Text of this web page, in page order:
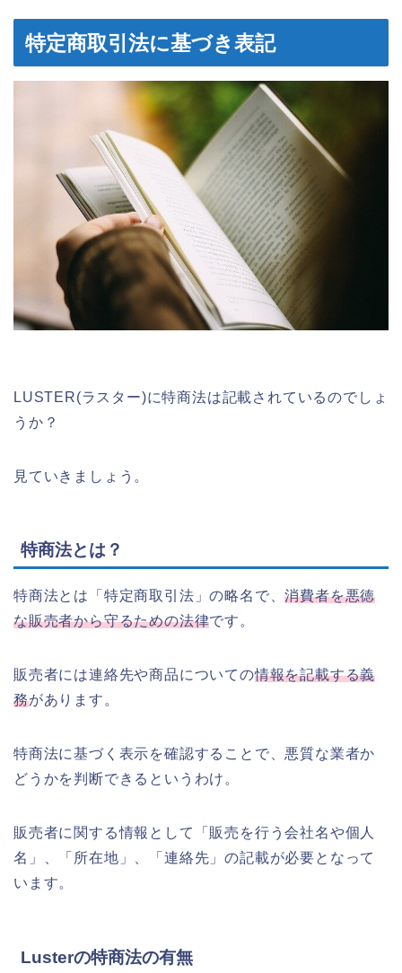
特定商取引法に基づき表記
LUSTER(ラスター)に特商法は記載されているのでしょ
うか？
見ていきましょう。
特商法とは？
特商法とは「特定商取引法」の略名で、消費者を悪徳
な販売者から守るための法律です。
販売者には連絡先や商品についての情報を記載する義
務があります。
特商法に基づく表示を確認することで、悪質な業者か
どうかを判断できるというわけ。
販売者に関する情報として「販売を行う会社名や個人
名」、「所在地」、「連絡先」の記載が必要となって
います。
Lusterの特商法の有無